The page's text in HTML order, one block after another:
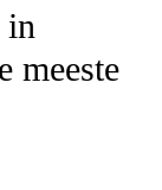
in
meeste